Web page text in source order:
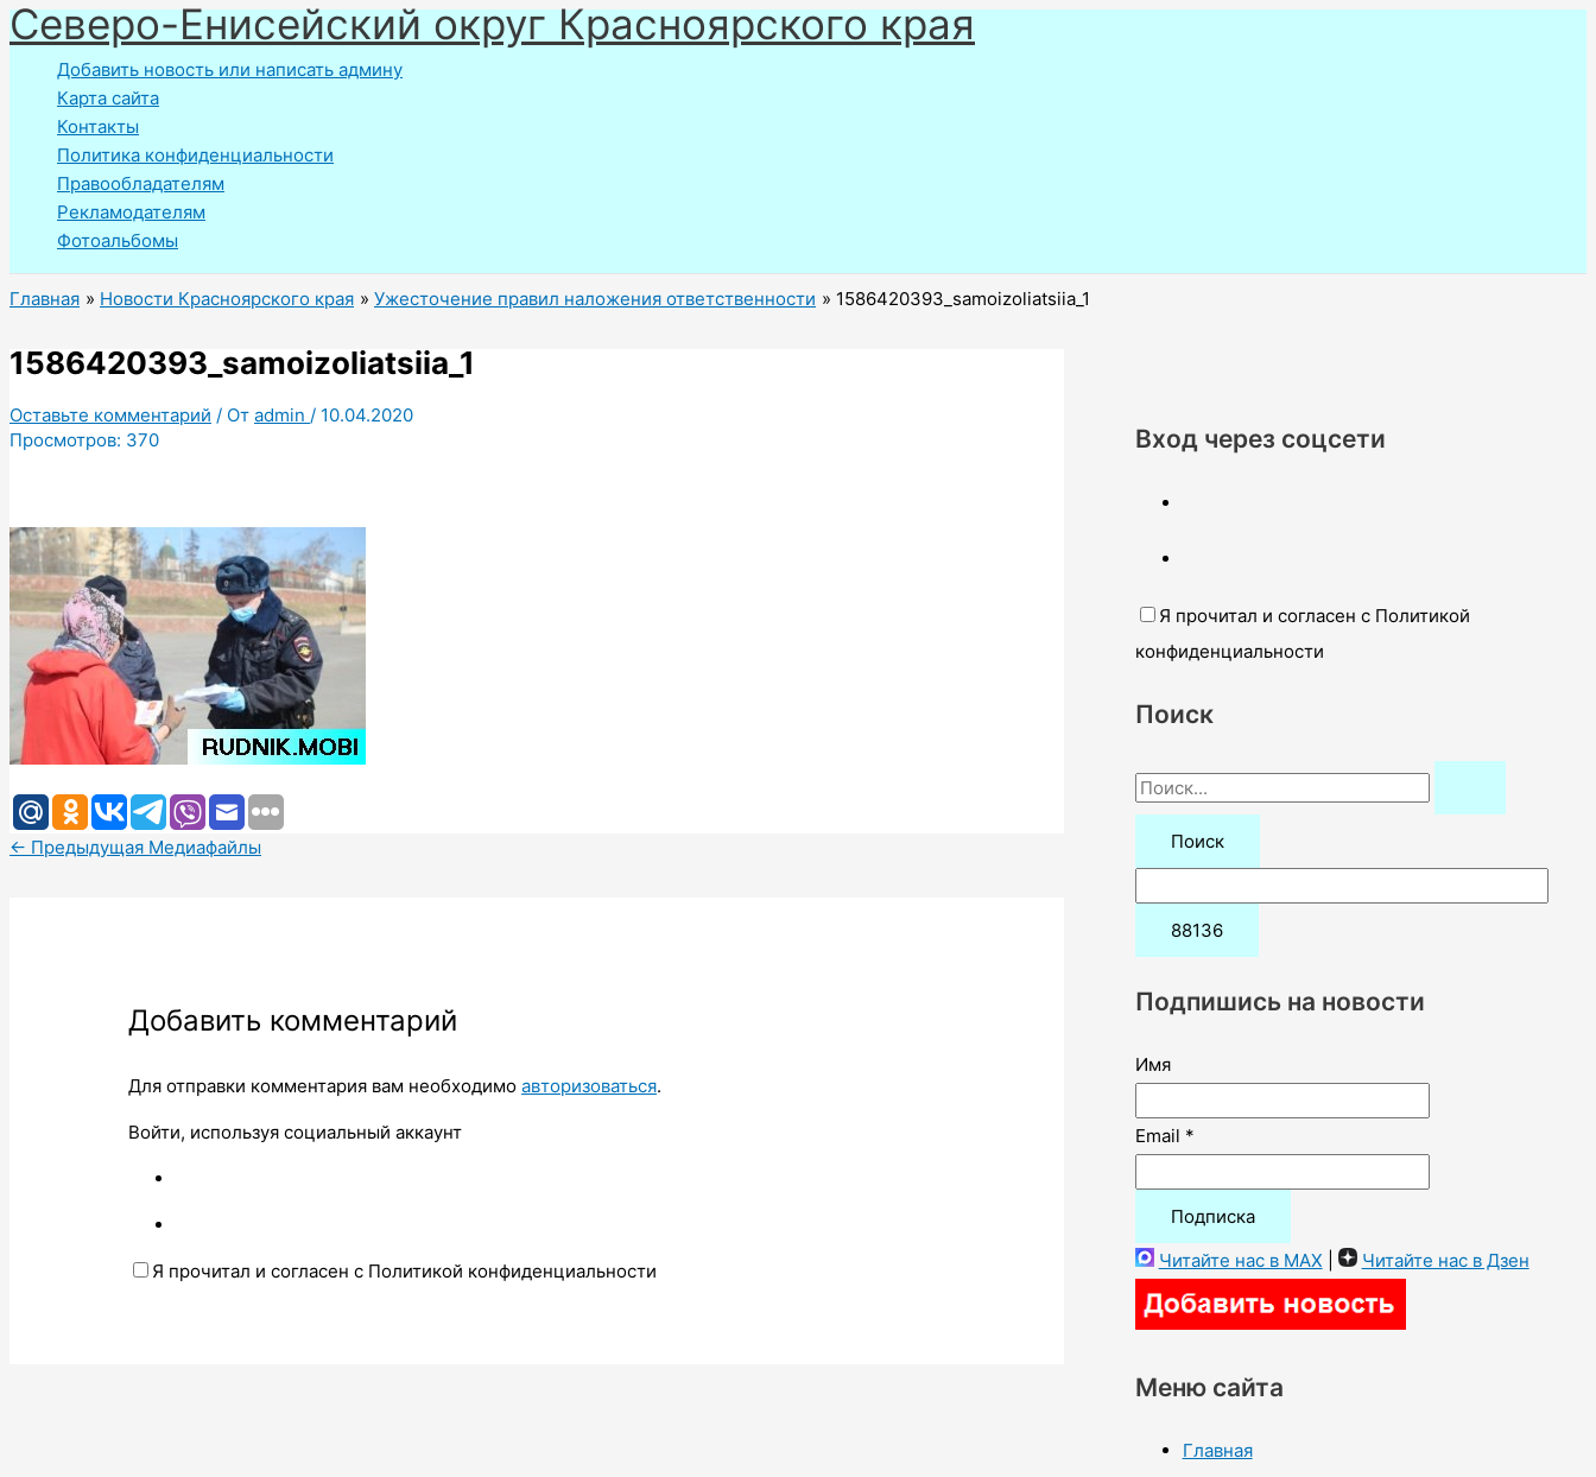
Перейти
к
содержимому
Северо-Енисейский округ Красноярского края
Добавить новость или написать админу
Карта сайта
Контакты
Политика конфиденциальности
Правообладателям
Рекламодателям
Фотоальбомы
Главная Новости Красноярского края Ужесточение правил наложения ответственности 1586420393_samoizoliatsiia_1
1586420393_samoizoliatsiia_1
Оставьте комментарий / От admin / 10.04.2020
Просмотров: 370
← Предыдущая Медиафайлы
Добавить комментарий
Для отправки комментария вам необходимоавторизоваться.
Войти, используя социальный аккаунт
Я прочитал и согласен с Политикой конфиденциальности
Вход через соцсети
Я прочитал и согласен с Политикой
конфиденциальности
Поиск
П
о
:
Подпишись на новости
Имя
Email *
Читайте нас в MAX Читайте нас в Дзен
Меню сайта
Главная